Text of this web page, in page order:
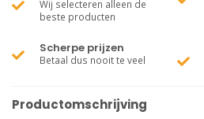
Wij selecteren alleen de
beste producten
Scherpe prijzen
Betaal dus nooit te veel
Productomschrijving